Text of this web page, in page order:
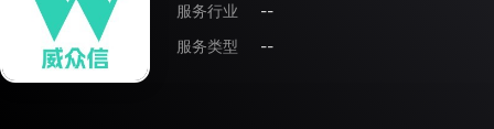
服务行业
--
服务类型
--